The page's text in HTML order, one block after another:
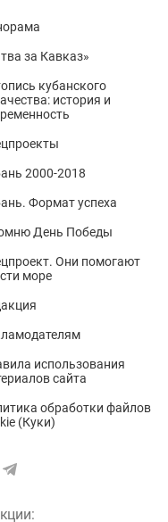
за Кавказ»
кубанского
история и
2000-2018
Формат успеха
День Победы
Они помогают
море
использования
сайта
обработки файлов
(Куки)